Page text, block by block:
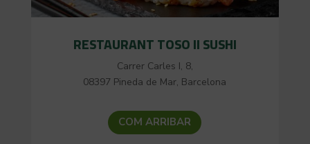
RESTAURANT TOSO II SUSHI
Carrer Carles I, 8,
08397 Pineda de Mar, Barcelona
COM ARRIBAR